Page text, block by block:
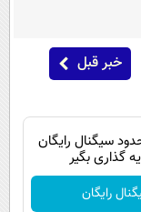
خبر قبل
سیگنال رایگان
گذاری بگیر
رایگان